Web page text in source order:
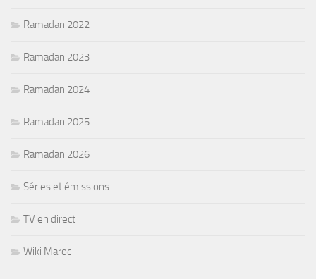
Ramadan 2022
Ramadan 2023
Ramadan 2024
Ramadan 2025
Ramadan 2026
Séries et émissions
TV en direct
Wiki Maroc